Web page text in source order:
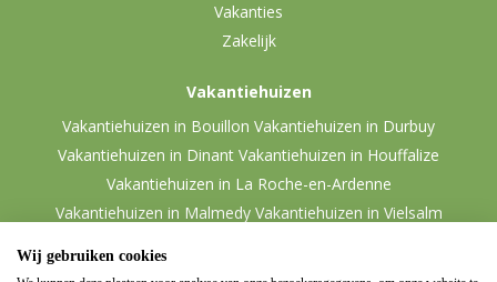
Vakanties
Zakelijk
Vakantiehuizen
Vakantiehuizen in Bouillon Vakantiehuizen in Durbuy
Vakantiehuizen in Dinant Vakantiehuizen in Houffalize
Vakantiehuizen in La Roche-en-Ardenne
Vakantiehuizen in Malmedy Vakantiehuizen in Vielsalm
Wij gebruiken cookies